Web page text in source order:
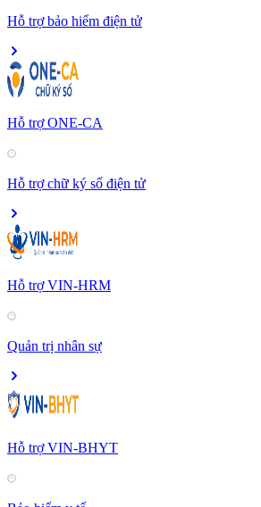
Hỗ trợ bảo hiểm điện tử
Hỗ trợ ONE-CA
Hỗ trợ chữ ký số điện tử
Hỗ trợ VIN-HRM
Quản trị nhân sự
Hỗ trợ VIN-BHYT